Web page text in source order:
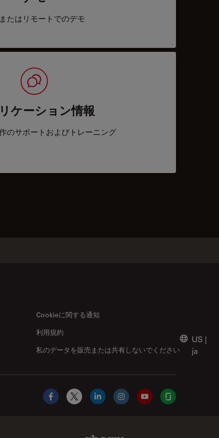
たはリモートでのデモ
ケーション情報
のサポートおよびトレーニング
Cookieに関する通知
私のデータを販売または共有しないでください
利用規約
US |
ja
Facebook
X LinkedInInstagramYouTubeGlassdoor